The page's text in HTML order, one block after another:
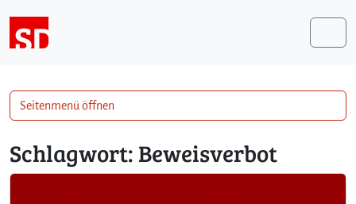
Schlagwort: Beweisverbot
Seitenmenü öffnen